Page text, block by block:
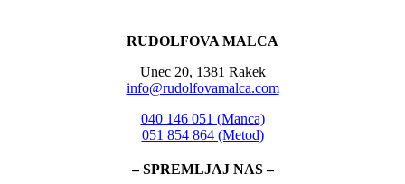
RUDOLFOVA MALCA
Unec 20, 1381 Rakek
info@rudolfovamalca.com
040 146 051 (Manca)
051 854 864 (Metod)
– SPREMLJAJ NAS –